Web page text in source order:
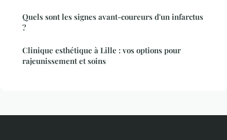
Quels sont les signes avant-coureurs d'un infarctus
?
Clinique esthétique à Lille : vos options pour
rajeunissement et soins